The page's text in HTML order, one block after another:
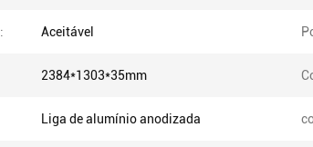
Aceitável
2384*1303*35mm
Liga de alumínio anodizada